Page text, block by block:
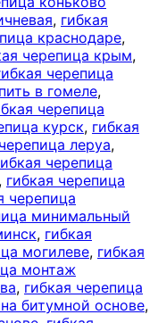
, гибкая
краснодаре,
черепица крым,
черепица
в гомеле,
черепица
курск, гибкая
леруа,
черепица
, гибкая черепица
черепица
минимальный
, гибкая
могилеве, гибкая
монтаж
, гибкая черепица
битумной основе,